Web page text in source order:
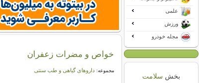
خواص و مضرات زعفران
مجموعه:داروهای گیاهی و طب سنتی
علمی
ورزش
مجله خودرو
بخش سلامت